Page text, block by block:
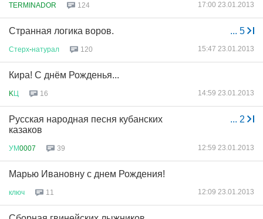
TERMINADOR 124 17:00 23.01.2013
... 5
Странная логика воров.
Стерх-натурал 120 15:47 23.01.2013
Кира! С днём Рожденья...
KЦ 16 14:59 23.01.2013
... 2
Русская народная песня кубанских
казаков
УМ0007 39 12:59 23.01.2013
Марью Ивановну с днем Рождения!
ключ 11 12:09 23.01.2013